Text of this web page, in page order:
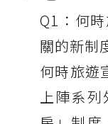
Q1：何
關的新制
何時旅遊
上陣系